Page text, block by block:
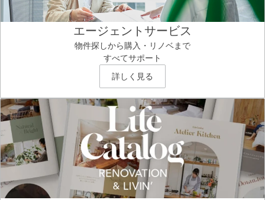
エージェントサービス
物件探しから購入・リノベまで
すべてサポート
詳しく見る